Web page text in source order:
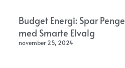
Budget Energi: Spar Penge
med Smarte Elvalg
november 25, 2024